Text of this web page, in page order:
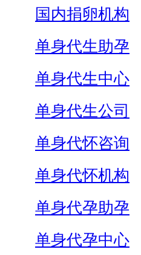
国内捐卵机构
单身代生助孕
单身代生中心
单身代生公司
单身代怀咨询
单身代怀机构
单身代孕助孕
单身代孕中心